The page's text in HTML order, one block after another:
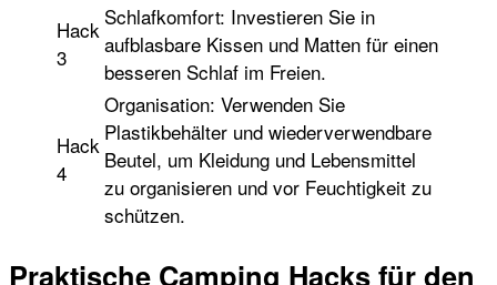
Hack
3
Schlafkomfort: Investieren Sie in
aufblasbare Kissen und Matten für einen
besseren Schlaf im Freien.
Hack
4
Organisation: Verwenden Sie
Plastikbehälter und wiederverwendbare
Beutel, um Kleidung und Lebensmittel
zu organisieren und vor Feuchtigkeit zu
schützen.
Praktische Camping Hacks für den